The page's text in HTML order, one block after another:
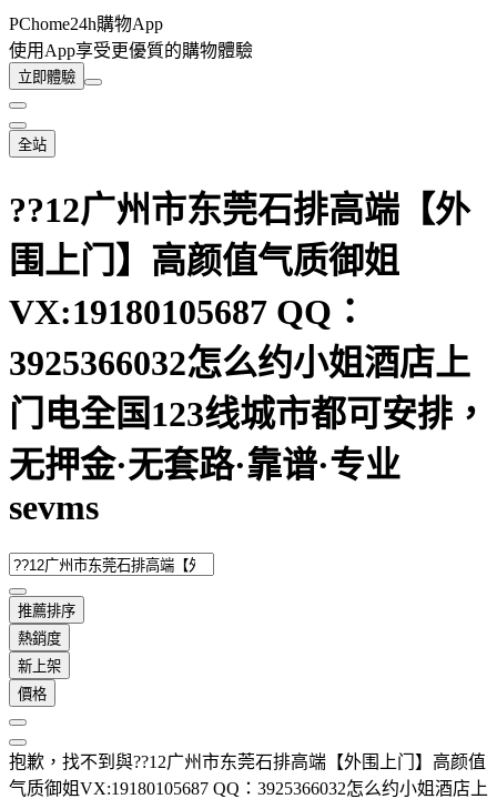
PChome24h購物App
使用App享受更優質的購物體驗
立即體驗
全站
??12广州市东莞石排高端【外
围上门】高颜值气质御姐
VX:19180105687 QQ：
3925366032怎么约小姐酒店上
门电全国123线城市都可安排，
无押金·无套路·靠谱·专业
sevms
推薦排序
熱銷度
新上架
價格
抱歉， 找不到與??12广州市东莞石排高端【外围上门】高颜值
气质御姐VX:19180105687 QQ：3925366032怎么约小姐酒店上